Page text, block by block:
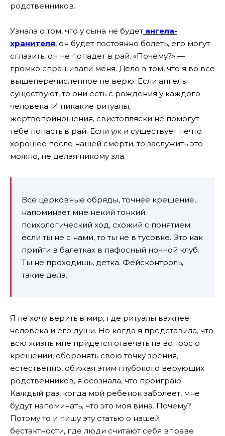
родственников.
Узнала о том, что у сына не будет ангела-
хранителя, он будет постоянно болеть, его могут
сглазить, он не попадет в рай. «Почему?» —
громко спрашивали меня. Дело в том, что я во все
вышеперечисленное не верю. Если ангелы
существуют, то они есть с рождения у каждого
человека. И никакие ритуалы,
жертвоприношения, свистопляски не помогут
тебе попасть в рай. Если уж и существует нечто
хорошее после нашей смерти, то заслужить это
можно, не делая никому зла.
Все церковные обряды, точнее крещение,
напоминает мне некий тонкий
психологический ход, схожий с понятием:
если ты не с нами, то ты не в тусовке. Это как
прийти в балетках в пафосный ночной клуб.
Ты не проходишь, детка. Фейсконтроль,
такие дела.
Я не хочу верить в мир, где ритуалы важнее
человека и его души. Но когда я представила, что
всю жизнь мне придется отвечать на вопрос о
крещении, оборонять свою точку зрения,
естественно, обижая этим глубокого верующих
родственников, я осознала, что проиграю.
Каждый раз, когда мой ребенок заболеет, мне
будут напоминать, что это моя вина. Почему?
Потому то и пишу эту статью о нашей
бестактности, где люди считают себя вправе